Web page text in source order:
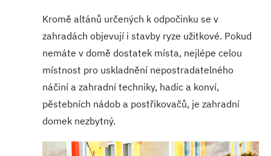
Kromě altánů určených k odpočinku se v
zahradách objevují i stavby ryze užitkové. Pokud
nemáte v domě dostatek místa, nejlépe celou
místnost pro uskladnění nepostradatelného
náčiní a zahradní techniky, hadic a konví,
pěstebních nádob a postřikovačů, je zahradní
domek nezbytný.